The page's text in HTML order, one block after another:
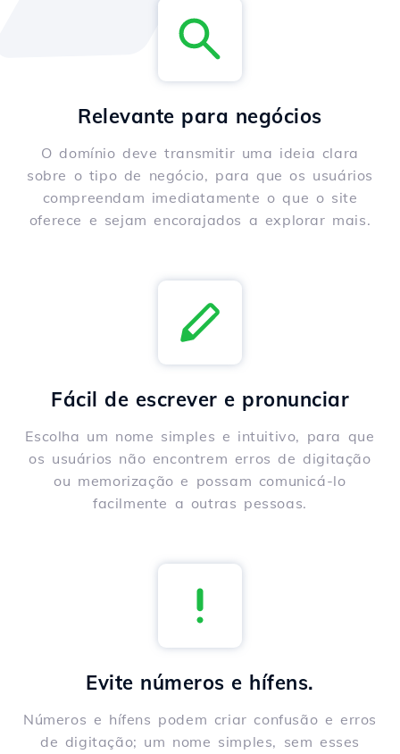
Relevante para negócios
O domínio deve transmitir uma ideia clara
sobre o tipo de negócio, para que os usuários
compreendam imediatamente o que o site
oferece e sejam encorajados a explorar mais.
Fácil de escrever e pronunciar
Escolha um nome simples e intuitivo, para que
os usuários não encontrem erros de digitação
ou memorização e possam comunicá-lo
facilmente a outras pessoas.
Evite números e hífens.
Números e hífens podem criar confusão e erros
de digitação; um nome simples, sem esses